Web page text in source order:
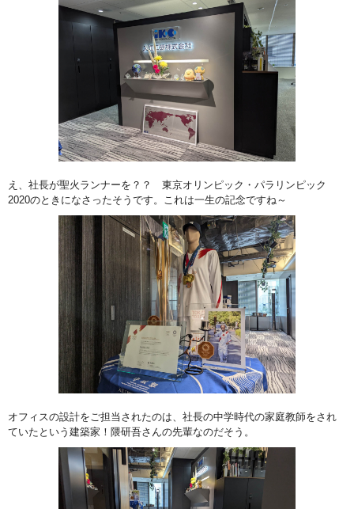
え、社長が聖火ランナーを？？ 東京オリンピック・パラリンピック
2020のときになさったそうです。これは一生の記念ですね～
オフィスの設計をご担当されたのは、社長の中学時代の家庭教師をされ
ていたという建築家！隈研吾さんの先輩なのだそう。